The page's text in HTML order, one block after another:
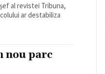
al revistei Tribuna,
ar destabiliza
nou parc